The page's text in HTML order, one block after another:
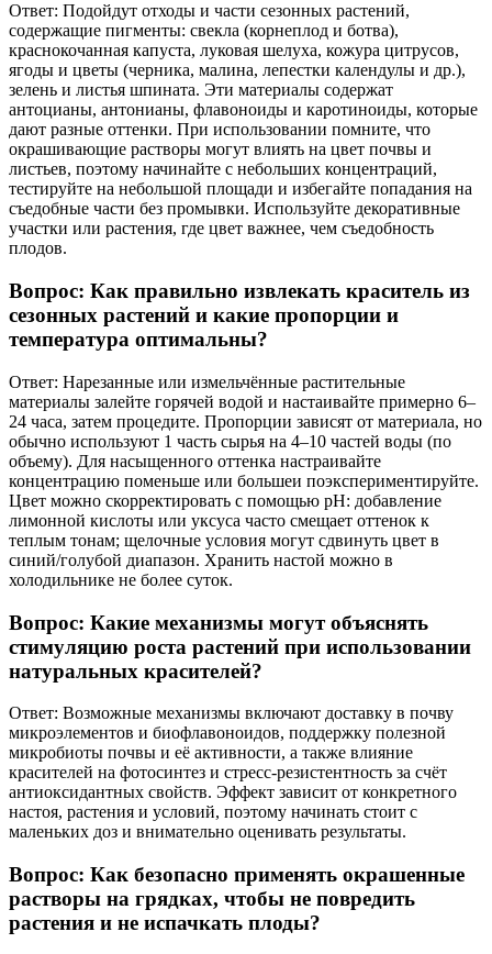
Ответ: Подойдут отходы и части сезонных растений,
содержащие пигменты: свекла (корнеплод и ботва),
краснокочанная капуста, луковая шелуха, кожура цитрусов,
ягоды и цветы (черника, малина, лепестки календулы и др.),
зелень и листья шпината. Эти материалы содержат
антоцианы, антонианы, флавоноиды и каротиноиды, которые
дают разные оттенки. При использовании помните, что
окрашивающие растворы могут влиять на цвет почвы и
листьев, поэтому начинайте с небольших концентраций,
тестируйте на небольшой площади и избегайте попадания на
съедобные части без промывки. Используйте декоративные
участки или растения, где цвет важнее, чем съедобность
плодов.
Вопрос: Как правильно извлекать краситель из
сезонных растений и какие пропорции и
температура оптимальны?
Ответ: Нарезанные или измельчённые растительные
материалы залейте горячей водой и настаивайте примерно 6–
24 часа, затем процедите. Пропорции зависят от материала, но
обычно используют 1 часть сырья на 4–10 частей воды (по
объему). Для насыщенного оттенка настраивайте
концентрацию поменьше или большеи поэкспериментируйте.
Цвет можно скорректировать с помощью pH: добавление
лимонной кислоты или уксуса часто смещает оттенок к
теплым тонам; щелочные условия могут сдвинуть цвет в
синий/голубой диапазон. Хранить настой можно в
холодильнике не более суток.
Вопрос: Какие механизмы могут объяснять
стимуляцию роста растений при использовании
натуральных красителей?
Ответ: Возможные механизмы включают доставку в почву
микроэлементов и биофлавоноидов, поддержку полезной
микробиоты почвы и её активности, а также влияние
красителей на фотосинтез и стресс-резистентность за счёт
антиоксидантных свойств. Эффект зависит от конкретного
настоя, растения и условий, поэтому начинать стоит с
маленьких доз и внимательно оценивать результаты.
Вопрос: Как безопасно применять окрашенные
растворы на грядках, чтобы не повредить
растения и не испачкать плоды?